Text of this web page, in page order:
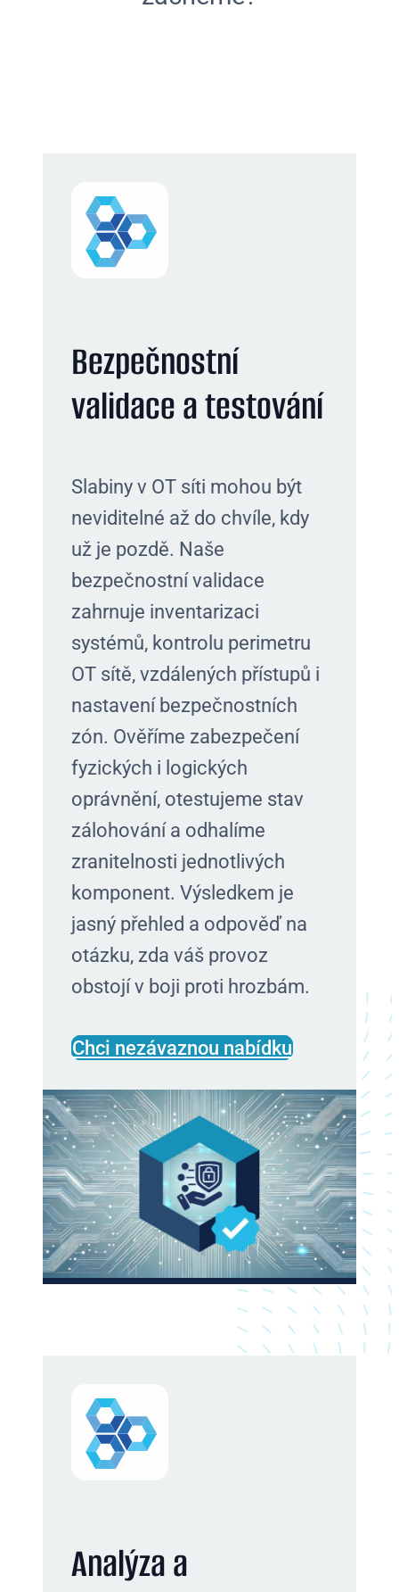
Bezpečnostní
validace a testování
Slabiny v OT síti mohou být
neviditelné až do chvíle, kdy
už je pozdě. Naše
bezpečnostní validace
zahrnuje inventarizaci
systémů, kontrolu perimetru
OT sítě, vzdálených přístupů i
nastavení bezpečnostních
zón. Ověříme zabezpečení
fyzických i logických
oprávnění, otestujeme stav
zálohování a odhalíme
zranitelnosti jednotlivých
komponent. Výsledkem je
jasný přehled a odpověď na
otázku, zda váš provoz
obstojí v boji proti hrozbám.
Chci nezávaznou nabídku
Analýza a